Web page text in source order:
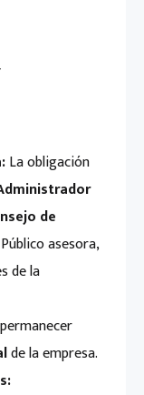
La obligación
de
asesora,
de la
de la empresa.